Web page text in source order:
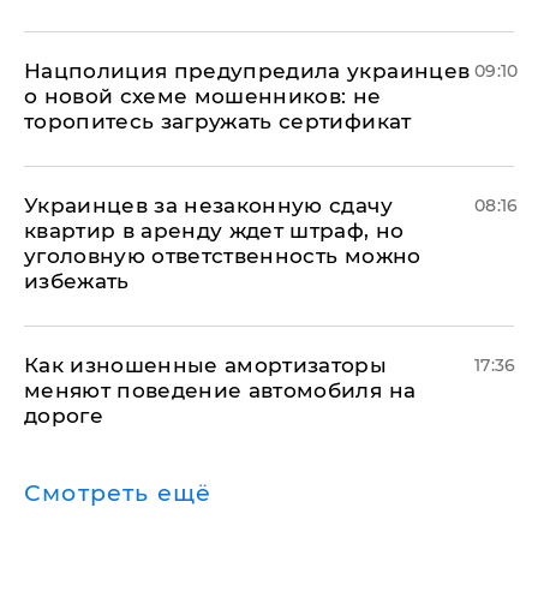
Нацполиция предупредила украинцев
о новой схеме мошенников: не
торопитесь загружать сертификат
09:10
Украинцев за незаконную сдачу
квартир в аренду ждет штраф, но
уголовную ответственность можно
избежать
08:16
Как изношенные амортизаторы
меняют поведение автомобиля на
дороге
17:36
Смотреть ещё